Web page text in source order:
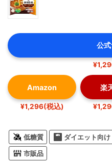
公
Amazon
¥1,296(税込)
楽
低糖質 ダイエット向け
市販品